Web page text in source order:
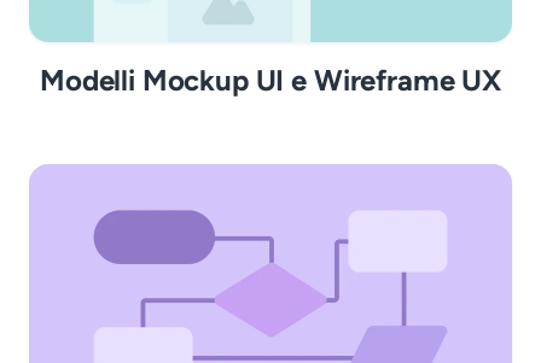
Modelli Mockup UI e Wireframe UX